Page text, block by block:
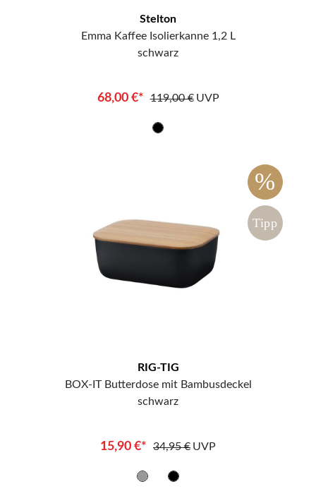
Stelton
Emma Kaffee Isolierkanne 1,2 L
schwarz
68,00 €* 119,00 € UVP
%
Tipp
RIG-TIG
BOX-IT Butterdose mit Bambusdeckel
schwarz
15,90 €* 34,95 € UVP